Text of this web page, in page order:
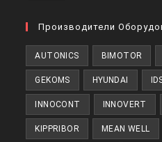
в
вкладке
Производители
AUTONICS BIMOTOR
GEKOMS HYUNDAI
INNOCONT INNOVERT
KIPPRIBOR MEAN WELL